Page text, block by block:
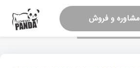
مشاوره و فروش